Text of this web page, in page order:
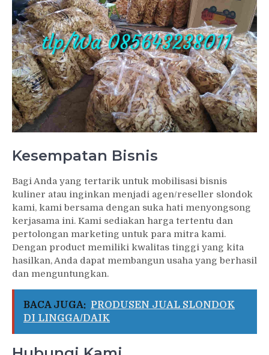
Kesempatan Bisnis
Bagi Anda yang tertarik untuk mobilisasi bisnis
kuliner atau inginkan menjadi agen/reseller slondok
kami, kami bersama dengan suka hati menyongsong
kerjasama ini. Kami sediakan harga tertentu dan
pertolongan marketing untuk para mitra kami.
Dengan product memiliki kwalitas tinggi yang kita
hasilkan, Anda dapat membangun usaha yang berhasil
dan menguntungkan.
BACA JUGA: PRODUSEN JUAL SLONDOK
DI LINGGA/DAIK